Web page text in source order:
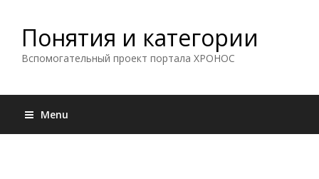
Понятия и категории
Вспомогательный проект портала ХРОНОС
Menu